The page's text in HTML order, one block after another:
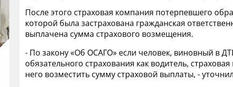
После этого страховая компания потерпевшего
которой была застрахована гражданская
выплачена сумма страхового возмещения.
- По закону «Об ОСАГО» если человек, виновный в
обязательного страхования как водитель,
него возместить сумму страховой выплаты, -